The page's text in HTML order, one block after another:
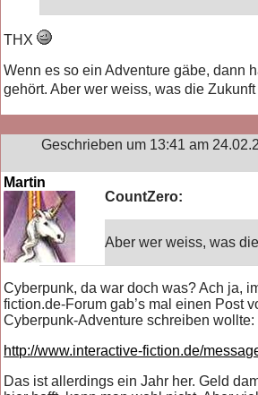
THX
Wenn es so ein Adventure gäbe, dann
gehört. Aber wer weiss, was die
Geschrieben um 13:41 am
Martin
CountZero:
Aber wer weiss, was
Cyberpunk, da war doch was? Ach ja,
fiction.de-Forum gab’s mal einen Post
Cyberpunk-Adventure schreiben wollte:
http://www.interactive-fiction.de/
Das ist allerdings ein Jahr her. Geld